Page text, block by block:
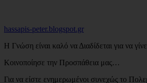
hassapis-peter.blogspot.gr
Η Γνώση είναι καλό να Διαδίδεται για να
Κοινοποίησε την Προσπάθεια μας…
Για να είστε ενημερωμένοι συνεχώς το